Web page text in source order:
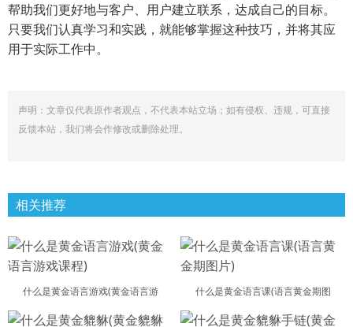
帮助我们更好地与客户、用户建立联系，达成自己的目标。
只要我们认真学习和实践，就能够掌握这种技巧，并将其应
用于实际工作中。
声明：文章仅代表原作者观点，不代表本站立场；如有侵权、违规，可直接
反馈本站，我们将会作修改或删除处理。
相关推荐
什么是黄金语言游戏(黄金语言游 什么是黄金语言课(语言黄金期图